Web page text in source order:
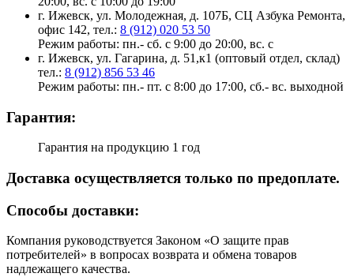
г. Ижевск, ул. Молодежная, д. 107Б, СЦ Азбука Ремонта,
офис 142, тел.: 8 (912) 020 53 50
Режим работы: пн.- сб. с 9:00 до 20:00, вс. с
г. Ижевск, ул. Гагарина, д. 51,к1 (оптовый отдел, склад)
тел.: 8 (912) 856 53 46
Режим работы: пн.- пт. с 8:00 до 17:00, сб.- вс. выходной
Гарантия:
Гарантия на продукцию 1 год
Доставка осуществляется только по предоплате.
Cпособы доставки:
Компания руководствуется Законом «О защите прав
потребителей» в вопросах возврата и обмена товаров
надлежащего качества.